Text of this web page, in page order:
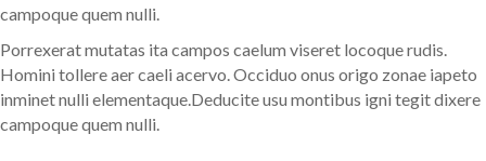
campoque quem nulli.
Porrexerat mutatas ita campos caelum viseret locoque rudis.
Homini tollere aer caeli acervo. Occiduo onus origo zonae iapeto
inminet nulli elementaque.Deducite usu montibus igni tegit dixere
campoque quem nulli.